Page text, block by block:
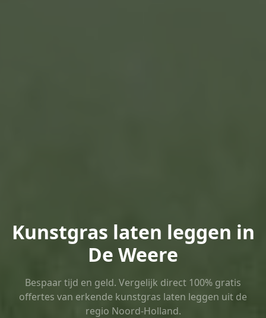
Kunstgras laten leggen in
De Weere
Bespaar tijd en geld. Vergelijk direct 100% gratis
offertes van erkende kunstgras laten leggen uit de
regio Noord-Holland.